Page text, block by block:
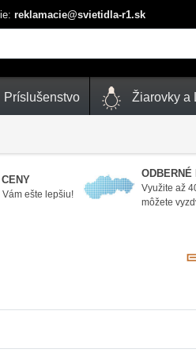
reklamacie@svietidla-r1.sk
Príslušenstvo Žiarovky a
ešte lepšiu!
ODBERNÉ
Využite až
môžete